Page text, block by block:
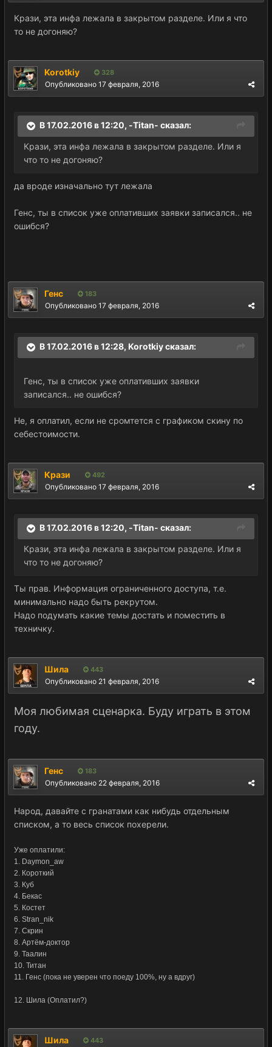
Крази, эта инфа лежала в закрытом разделе. Или я что
то не догоняю?
Korotkiy 328
Опубликовано 17 февраля, 2016
В 17.02.2016 в 12:20, -Titan- сказал:
Крази, эта инфа лежала в закрытом разделе. Или я
что то не догоняю?
да вроде изначально тут лежала
Генс, ты в список уже оплативших заявки записался.. не
ошибся?
Генс 183
Опубликовано 17 февраля, 2016
В 17.02.2016 в 12:28, Korotkiy сказал:
Генс, ты в список уже оплативших заявки
записался.. не ошибся?
Не, я оплатил, если не сромтется с графиком скину по
себестоимости.
Крази 492
Опубликовано 17 февраля, 2016
В 17.02.2016 в 12:20, -Titan- сказал:
Крази, эта инфа лежала в закрытом разделе. Или я
что то не догоняю?
Ты прав. Информация ограниченного доступа, т.е.
минимально надо быть рекрутом.
Надо подумать какие темы достать и поместить в
техничку.
Шила 443
Опубликовано 21 февраля, 2016
Моя любимая сценарка. Буду играть в этом
году.
Генс 183
Опубликовано 22 февраля, 2016
Народ, давайте с гранатами как нибудь отдельным
списком, а то весь список похерели.
Уже оплатили:
1. Daymon_aw
2. Короткий
3. Куб
4. Бекас
5. Костет
6. Stran_nik
7. Скрин
8. Артём-доктор
9. Таалин
10. Титан
11. Генс (пока не уверен что поеду 100%, ну а вдруг)
12. Шила (Оплатил?)
Шила 443